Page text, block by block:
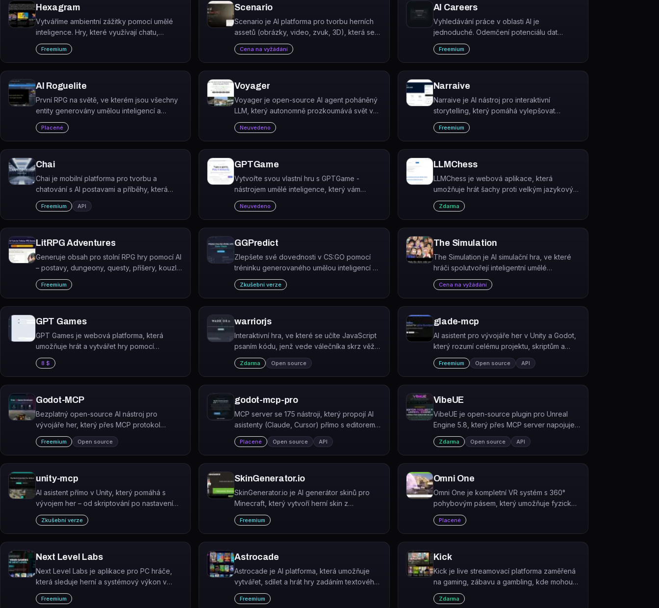
Hexagram
Vytváříme ambientní zážitky pomocí umělé
inteligence. Hry, které využívají chatu,
příběhu a dat, aby míchaly fikci a realitu.
Freemium
Scenario
Scenario je AI platforma pro tvorbu herních
assetů (obrázky, video, zvuk, 3D), která se
trénuje na vlastním vizuálním stylu studia a
zajišťuje stylovou konzistenci napříč
projektem.
Cena na vyžádání
AI Careers
Vyhledávání práce v oblasti AI je
jednoduché. Odemčení potenciálu dat
kování inovace.
Freemium
AI Roguelite
První RPG na světě, ve kterém jsou všechny
entity generovány umělou inteligencí a
všechny herní mechanismy jsou detekovány
umělou inteligencí.
Placené
Voyager
Voyager je open-source AI agent poháněný
LLM, který autonomně prozkoumává svět ve
hře Minecraft, učí se nové dovednosti a plní
úkoly bez lidského zásahu.
Neuvedeno
Narraive
Narraive je AI nástroj pro interaktivní
storytelling, který pomáhá vylepšovat
narativní obsah pomocí zpracování
přirozeného jazyka.
Freemium
Chai
Chai je mobilní platforma pro tvorbu a
chatování s AI postavami a příběhy, která
provozuje vlastní velké jazykové modely
optimalizované pro sociální konverzaci.
Freemium API
GPTGame
Vytvořte svou vlastní hru s GPTGame -
nástrojem umělé inteligence, který vám
umožní vytvářet prototypy her. A to úplně
zdarma!
Neuvedeno
LLMChess
LLMChess je webová aplikace, která
umožňuje hrát šachy proti velkým jazykovým
modelům, primárně GPT-3.5-turbo a GPT-4.
Zdarma
LitRPG Adventures
Generuje obsah pro stolní RPG hry pomocí AI
– postavy, dungeony, questy, příšery, kouzla
i světy.
Freemium
GGPredict
Zlepšete své dovednosti v CS:GO pomocí
tréninku generovaného umělou inteligencí s
méně než 30 minutami denně. Trénujte
chytřeji. Postupujte v žebříčku rychleji.
Zkušební verze
The Simulation
The Simulation je AI simulační hra, ve které
hráči spolutvořejí inteligentní umělé
inteligence prostřednictvím hraní a zpětné
vazby.
Cena na vyžádání
GPT Games
GPT Games je webová platforma, která
umožňuje hrát a vytvářet hry pomocí
ChatGPT.
8 $
warriorjs
Interaktivní hra, ve které se učíte JavaScript
psaním kódu, jenž vede válečníka skrz věže
plné nepřátel.
Zdarma Open source
glade-mcp
AI asistent pro vývojáře her v Unity a Godot,
který rozumí celému projektu, skriptům a
scénám.
Freemium Open source API
Godot-MCP
Bezplatný open-source AI nástroj pro
vývojáře her, který přes MCP protokol
propojí AI agenty (Claude, Cursor, Copilot) s
Unreal, Unity a Godot enginem.
Freemium Open source
godot-mcp-pro
MCP server se 175 nástroji, který propojí AI
asistenty (Claude, Cursor) přímo s editorem
Godot 4 přes WebSocket.
Placené Open source API
VibeUE
VibeUE je open-source plugin pro Unreal
Engine 5.8, který přes MCP server napojuje
AI agenty na editor. Určeno pro vývojáře her
v UE5.
Zdarma Open source API
unity-mcp
AI asistent přímo v Unity, který pomáhá s
vývojem her – od skriptování po nastavení
scény pomocí přirozeného jazyka.
Zkušební verze
SkinGenerator.io
SkinGenerator.io je AI generátor skinů pro
Minecraft, který vytvoří herní skin z
textového popisu.
Freemium
Omni One
Omni One je kompletní VR systém s 360°
pohybovým pásem, který umožňuje fyzický
pohyb – chůzi, běh i dřep – přímo ve virtuální
realitě.
Placené
Next Level Labs
Next Level Labs je aplikace pro PC hráče,
která sleduje herní a systémový výkon v
reálném čase a poskytuje personalizované
AI doporučení.
Freemium
Astrocade
Astrocade je AI platforma, která umožňuje
vytvářet, sdílet a hrát hry zadáním textového
popisu – bez nutnosti programování.
Freemium
Kick
Kick je live streamovací platforma zaměřená
na gaming, zábavu a gambling, kde mohou
streameři vysílat obsah a diváci jej sledovat
zdarma.
Zdarma